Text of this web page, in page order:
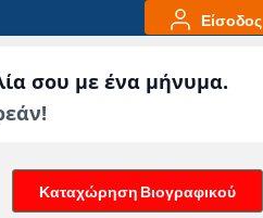
Είσοδος
σου με ένα μήνυμα.
Καταχώρηση Βιογραφικού